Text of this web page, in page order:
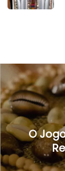
O